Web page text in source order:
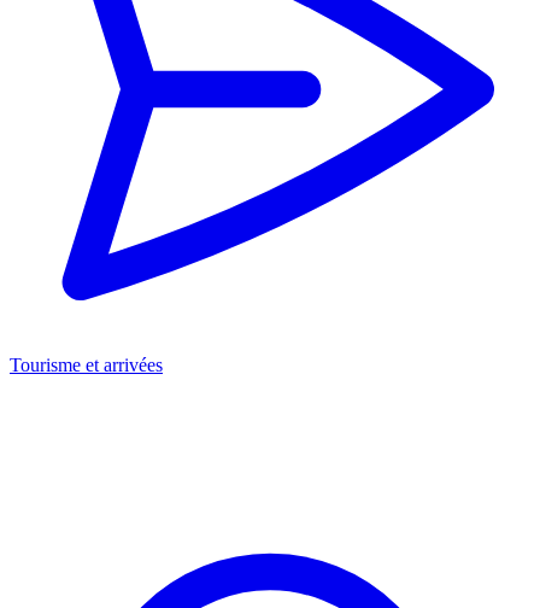
Tourisme et arrivées